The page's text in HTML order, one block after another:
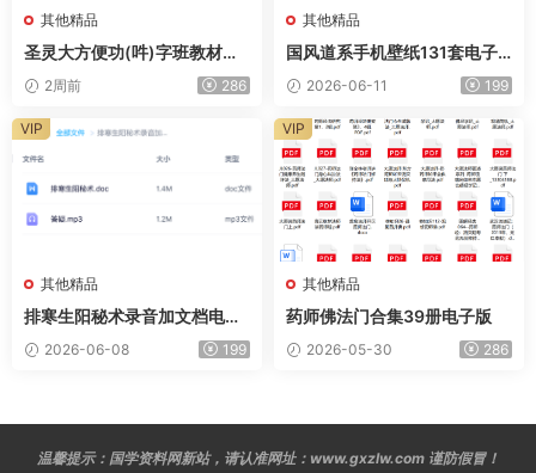
其他精品
圣灵大方便功(吽)字班教材合
集335页电子版
2周前 286
其他精品
国风道系手机壁纸131套电子
版 2026-06-11 199
其他精品
排寒生阳秘术录音加文档电子
版 2026-06-08 199
VIP
其他精品
药师佛法门合集39册电子版
2026-05-30 286
VIP
温馨提示：国学资料网新站，请认准网址：www.gxzlw.com 谨防假冒！